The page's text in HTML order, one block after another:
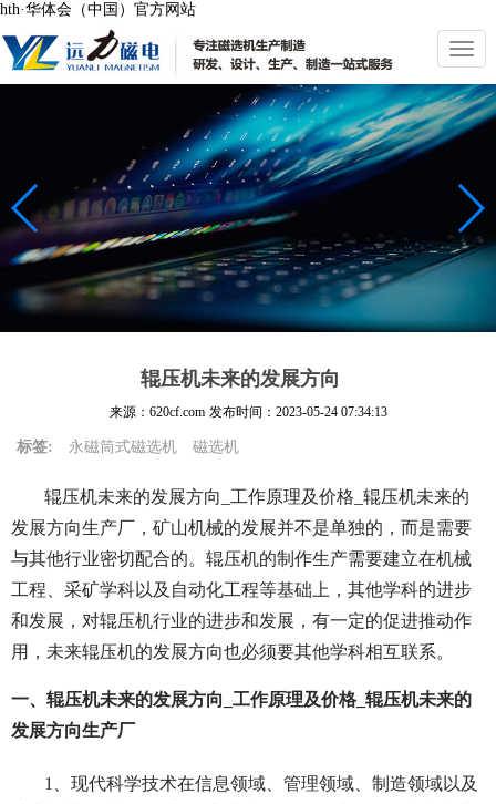
hth·华体会（中国）官方网站
切
换
导
航
辊压机未来的发展方向
来源：620cf.com 发布时间： 2023-05-24 07:34:13
标签: 永磁筒式磁选机 磁选机
辊压机未来的发展方向_工作原理及价格_辊压机未来的
发展方向生产厂，矿山机械的发展并不是单独的，而是需要
与其他行业密切配合的。辊压机的制作生产需要建立在机械
工程、采矿学科以及自动化工程等基础上，其他学科的进步
和发展，对辊压机行业的进步和发展，有一定的促进推动作
用，未来辊压机的发展方向也必须要其他学科相互联系。
一、辊压机未来的发展方向_工作原理及价格_辊压机未来的
发展方向生产厂
1、现代科学技术在信息领域、管理领域、制造领域以及